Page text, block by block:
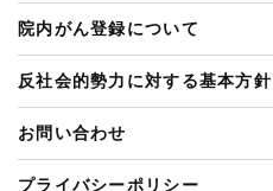
院内がん登録について
反社会的勢力に対する基本方針
お問い合わせ
プライバシーポリシー